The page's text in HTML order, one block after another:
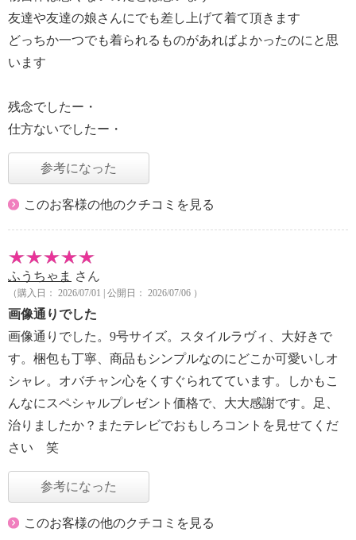
友達や友達の娘さんにでも差し上げて着て頂きます
どっちか一つでも着られるものがあればよかったのにと思
います
残念でしたー・
仕方ないでしたー・
参考になった
このお客様の他のクチコミを見る
ふうちゃま さん
（購入日： 2026/07/01 | 公開日： 2026/07/06 ）
画像通りでした
画像通りでした。9号サイズ。スタイルラヴィ、大好きで
す。梱包も丁寧、商品もシンプルなのにどこか可愛いしオ
シャレ。オバチャン心をくすぐられてています。しかもこ
んなにスペシャルプレゼント価格で、大大感謝です。足、
治りましたか？またテレビでおもしろコントを見せてくだ
さい 笑
参考になった
このお客様の他のクチコミを見る